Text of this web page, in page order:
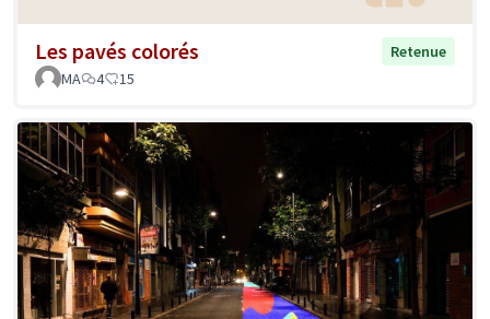
Les pavés colorés
Retenue
MA
4 15